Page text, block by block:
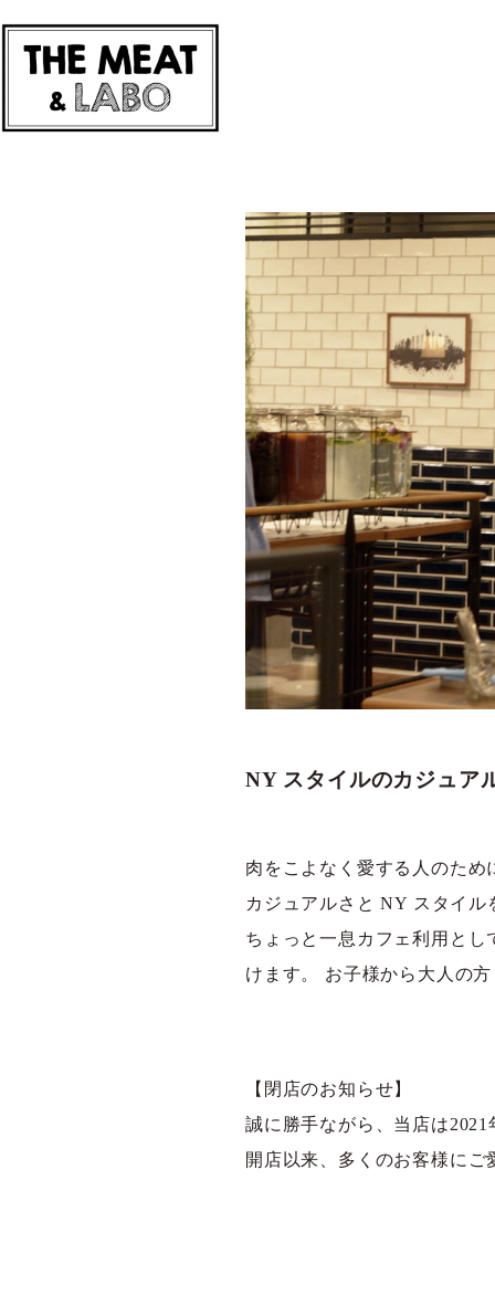
NY スタイルのカジュア
肉をこよなく愛する人のため
カジュアルさと NY スタイル
ちょっと一息カフェ利用と
けます。 お子様から大人の
【閉店のお知らせ】
誠に勝手ながら、当店は2021
開店以来、多くのお客様にご